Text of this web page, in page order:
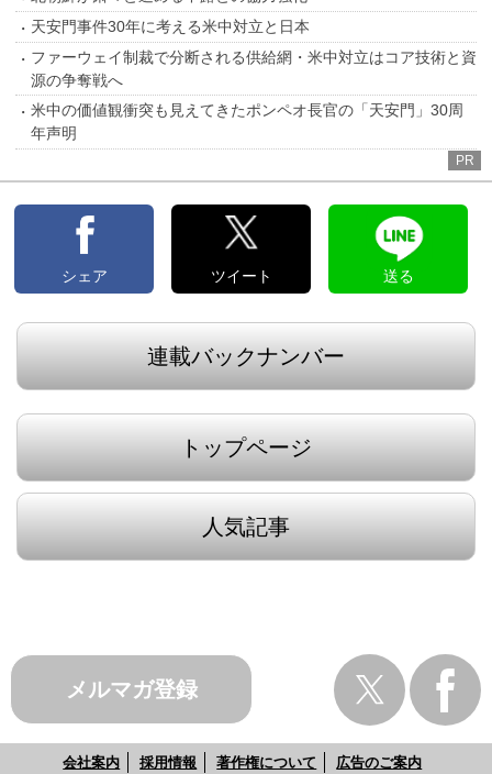
天安門事件30年に考える米中対立と日本
ファーウェイ制裁で分断される供給網・米中対立はコア技術と資
源の争奪戦へ
米中の価値観衝突も見えてきたポンペオ長官の「天安門」30周
年声明
PR
シェア ツイート 送る
連載バックナンバー
トップページ
人気記事
メルマガ登録
会社案内 採用情報 著作権について 広告のご案内